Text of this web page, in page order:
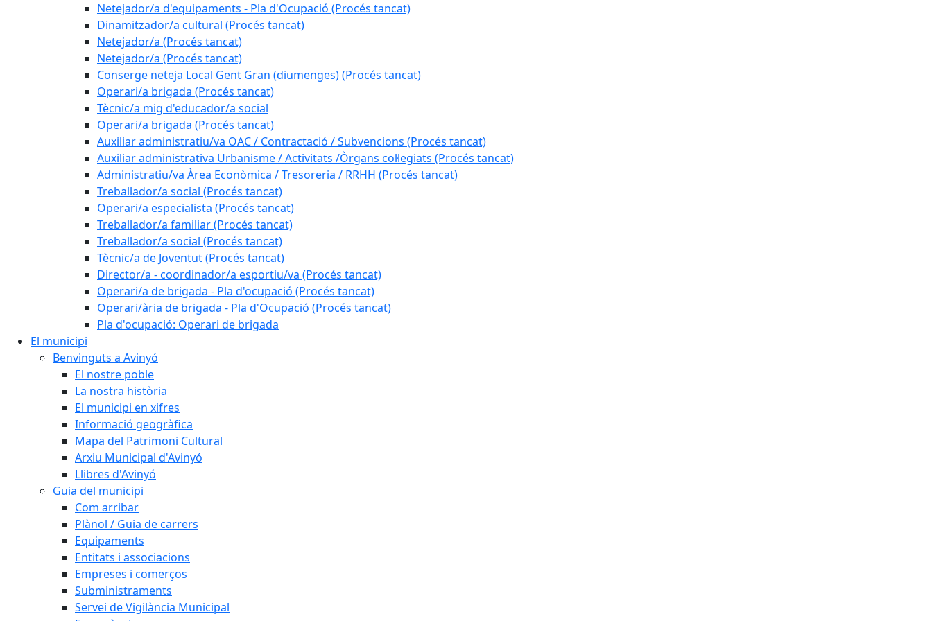
Netejador/a d'equipaments - Pla d'Ocupació (Procés tancat)
Dinamitzador/a cultural (Procés tancat)
Netejador/a (Procés tancat)
Netejador/a (Procés tancat)
Conserge neteja Local Gent Gran (diumenges) (Procés tancat)
Operari/a brigada (Procés tancat)
Tècnic/a mig d'educador/a social
Operari/a brigada (Procés tancat)
Auxiliar administratiu/va OAC / Contractació / Subvencions (Procés tancat)
Auxiliar administrativa Urbanisme / Activitats /Òrgans col·legiats (Procés tancat)
Administratiu/va Àrea Econòmica / Tresoreria / RRHH (Procés tancat)
Treballador/a social (Procés tancat)
Operari/a especialista (Procés tancat)
Treballador/a familiar (Procés tancat)
Treballador/a social (Procés tancat)
Tècnic/a de Joventut (Procés tancat)
Director/a - coordinador/a esportiu/va (Procés tancat)
Operari/a de brigada - Pla d'ocupació (Procés tancat)
Operari/ària de brigada - Pla d'Ocupació (Procés tancat)
Pla d'ocupació: Operari de brigada
El municipi
Benvinguts a Avinyó
El nostre poble
La nostra història
El municipi en xifres
Informació geogràfica
Mapa del Patrimoni Cultural
Arxiu Municipal d'Avinyó
Llibres d'Avinyó
Guia del municipi
Com arribar
Plànol / Guia de carrers
Equipaments
Entitats i associacions
Empreses i comerços
Subministraments
Servei de Vigilància Municipal